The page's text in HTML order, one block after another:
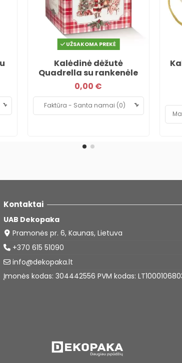
UŽSAKOMA PREKĖ
Kalėdinė dėžutė
Quadrella su rankenėle
0,00 €
Kontaktai
UAB Dekopaka
Pramonės pr. 6, Kaunas, Lietuva
+370 615 51090
info@dekopaka.lt
Įmonės kodas: 304442556 PVM kodas: